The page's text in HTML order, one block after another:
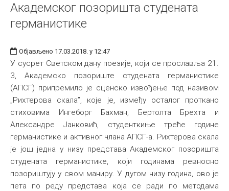
Библиотека
Студенти
Академског позоришта студената
германистике
Објављено 17.03.2018. у 12:47
У сусрет Светском дану поезије, који се прославља 21.
3, Академско позориште студената германистике
(АПСГ) припремило је сценско извођење под називом
„Рихтерова скала”, које је, између осталог проткано
стиховима Ингеборг Бахман, Бертолта Брехта и
Александре Јанковић, студенткиње треће године
германистике и активног члана АПСГ-а. Рихтерова скала
је још једна у низу представа Академског позоришта
студената германистике, који годинама ревносно
позориштују у свом маниру. У дугом низу година, ово је
пета по реду представа која се ради по методама